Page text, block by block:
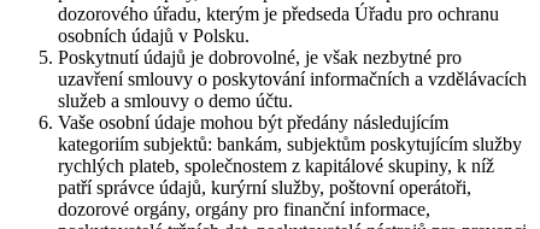
dozorového úřadu, kterým je předseda Úřadu pro ochranu
osobních údajů v Polsku.
Poskytnutí údajů je dobrovolné, je však nezbytné pro
uzavření smlouvy o poskytování informačních a vzdělávacích
služeb a smlouvy o demo účtu.
Vaše osobní údaje mohou být předány následujícím
kategoriím subjektů: bankám, subjektům poskytujícím služby
rychlých plateb, společnostem z kapitálové skupiny, k níž
patří správce údajů, kurýrní služby, poštovní operátoři,
dozorové orgány, orgány pro finanční informace,